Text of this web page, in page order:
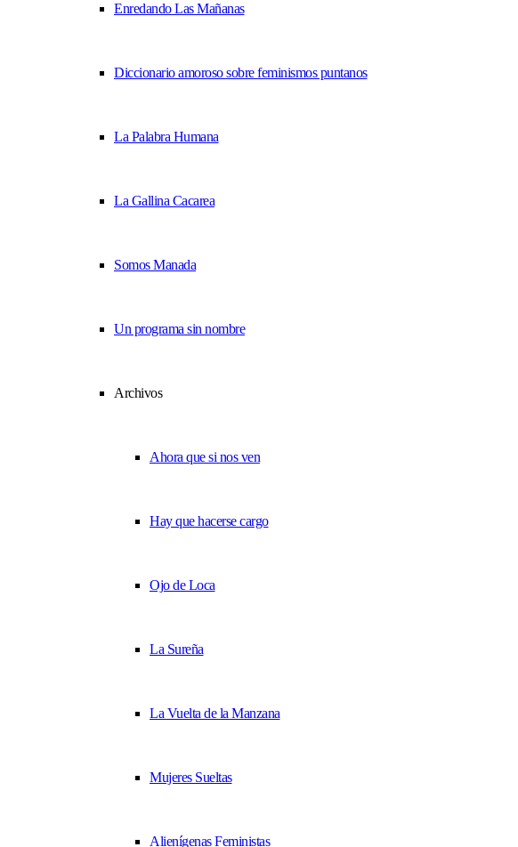
Enredando Las Mañanas
Diccionario amoroso sobre feminismos puntanos
La Palabra Humana
La Gallina Cacarea
Somos Manada
Un programa sin nombre
Archivos
Ahora que si nos ven
Hay que hacerse cargo
Ojo de Loca
La Sureña
La Vuelta de la Manzana
Mujeres Sueltas
Alienígenas Feministas